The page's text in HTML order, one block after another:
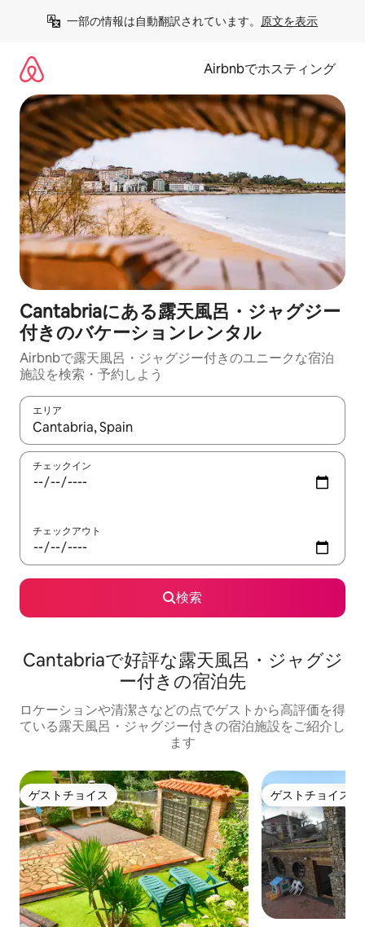
一部の情報は自動翻訳されています。 原文を表示
Airbnbでホスティング
Cantabriaにある露天風呂・ジャグジー
付きのバケーションレンタル
Airbnbで露天風呂・ジャグジー付きのユニークな宿泊
施設を検索・予約しよう
エリア
検索結果が表示されたら、上下の矢印キーを使って移動するか
チェックイン
チェックアウト
検索
Cantabriaで好評な露天風呂・ジャグジ
ー付きの宿泊先
ロケーションや清潔さなどの点でゲストから高評価を得
ている露天風呂・ジャグジー付きの宿泊施設をご紹介し
ます
ゲストチョイス
ゲストチョイス ゲストチョイス
ゲストチョイス